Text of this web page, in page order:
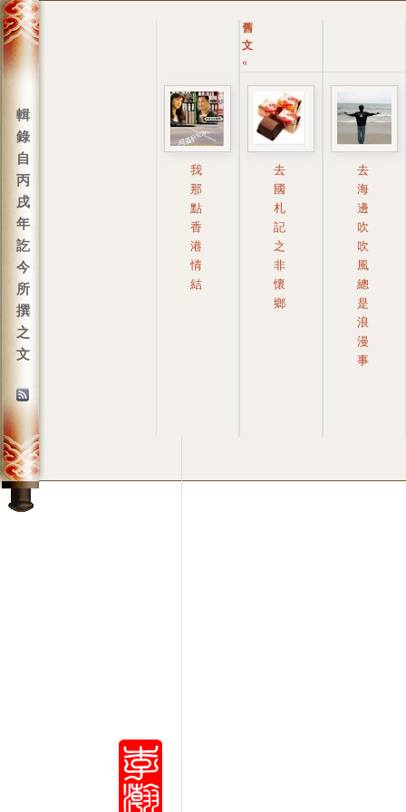
舊
文
«
去
海
邊
吹
吹
風
總
是
浪
漫
事
去
國
札
記
之
非
懷
鄉
我
那
點
香
港
情
結
輯
錄
自
丙
戌
年
訖
今
所
撰
之
文